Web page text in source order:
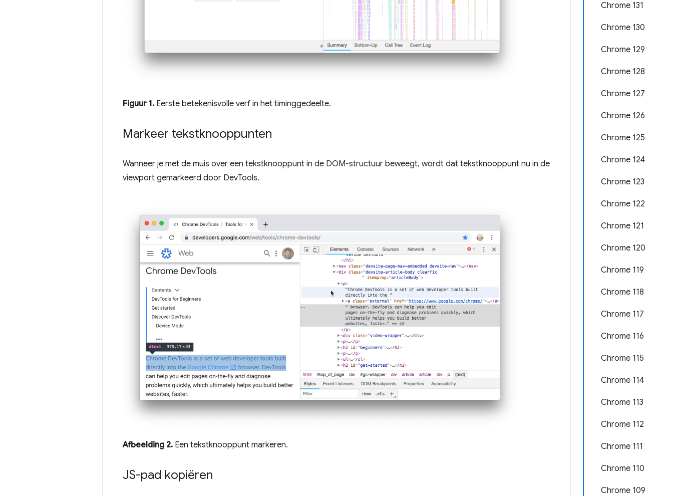
Chrome 131
Chrome 130
Chrome 129
Chrome 128
Chrome 127
Chrome 126
Chrome 125
Chrome 124
Chrome 123
Chrome 122
Chrome 121
Chrome 120
Chrome 119
Chrome 118
Chrome 117
Chrome 116
Chrome 115
Chrome 114
Chrome 113
Chrome 112
Chrome 111
Chrome 110
Chrome 109
Figuur 1. Eerste betekenisvolle verf in het timinggedeelte.
Markeer tekstknooppunten
Wanneer je met de muis over een tekstknooppunt in de DOM-structuur beweegt, wordt dat tekstknooppunt nu in de
viewport gemarkeerd door DevTools.
Afbeelding 2. Een tekstknooppunt markeren.
JS-pad kopiëren